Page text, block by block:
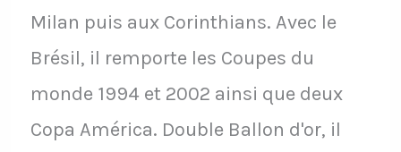
Milan puis aux Corinthians. Avec le
Brésil, il remporte les Coupes du
monde 1994 et 2002 ainsi que deux
Copa América. Double Ballon d'or, il